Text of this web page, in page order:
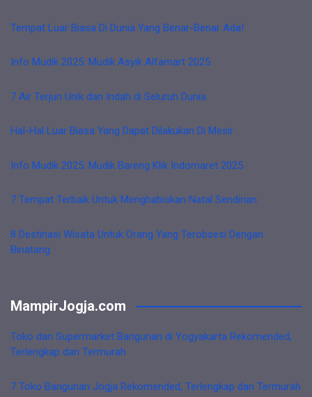
Tempat Luar Biasa Di Dunia Yang Benar-Benar Ada!
Info Mudik 2025: Mudik Asyik Alfamart 2025
7 Air Terjun Unik dan Indah di Seluruh Dunia
Hal-Hal Luar Biasa Yang Dapat Dilakukan Di Mesir
Info Mudik 2025: Mudik Bareng Klik Indomaret 2025
7 Tempat Terbaik Untuk Menghabiskan Natal Sendirian
8 Destinasi Wisata Untuk Orang Yang Terobsesi Dengan
Binatang
MampirJogja.com
Toko dan Supermarket Bangunan di Yogyakarta Rekomended,
Terlengkap dan Termurah
7 Toko Bangunan Jogja Rekomended, Terlengkap dan Termurah